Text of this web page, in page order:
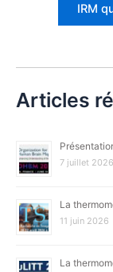
IRM
Articles
7 juillet 2026
La
11 juin 2026
La